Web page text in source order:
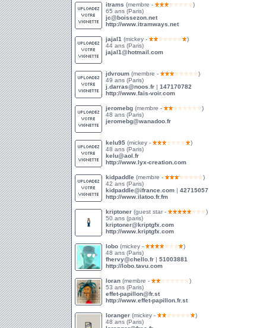
itrams (membre -
)
65 ans (Paris)
jc@boissezon.net
http://www.itramways.net
jajal1 (mickey -
)
44 ans (Paris)
jajal1@hotmail.com
jdvroum (membre -
)
49 ans (Paris)
j.darras@noos.fr | 147170782
http://www.fais-voir.com
jeromebg (membre -
)
48 ans (Paris)
jeromebg@wanadoo.fr
kelu95 (mickey -
)
48 ans (Paris)
kelu@aol.fr
http://www.lyx-creation.com
kidpaddle (membre -
)
42 ans (Paris)
kidpaddle@ifrance.com | 42715057
http://www.ilatoo.fr.fm
kriptoner (guest star -
)
50 ans (paris)
kriptoner@kriptgfx.com
http://www.kriptgfx.com
lobo (mickey -
)
48 ans (Paris)
fhervy@chello.fr | 51003881
http://lobo.tavu.com
loran (membre -
)
53 ans (Paris)
effet-papillon@fr.st
http://www.effet-papillon.fr.st
loranger (mickey -
)
48 ans (Paris)